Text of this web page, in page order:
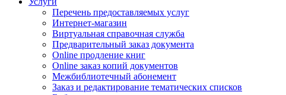
Перечень предоставляемых услуг
Интернет-магазин
Виртуальная справочная служба
Предварительный заказ документа
Online продление книг
Online заказ копий документов
Межбиблиотечный абонемент
Заказ и редактирование тематических списков